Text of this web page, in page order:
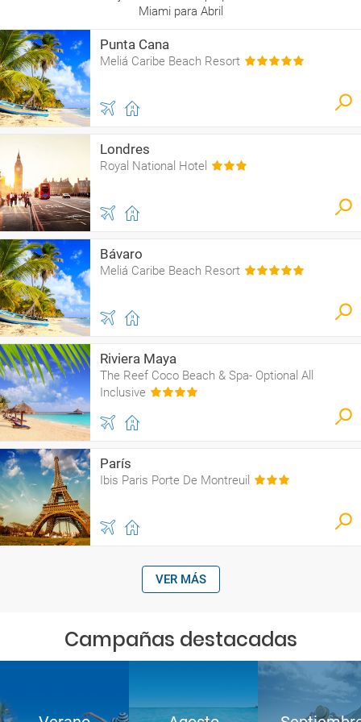
Miami para Abril
Punta Cana
Meliá Caribe Beach Resort
Londres
Royal National Hotel
Bávaro
Meliá Caribe Beach Resort
Riviera Maya
The Reef Coco Beach & Spa- Optional All
Inclusive
París
Ibis Paris Porte De Montreuil
VER MÁS
Campañas destacadas